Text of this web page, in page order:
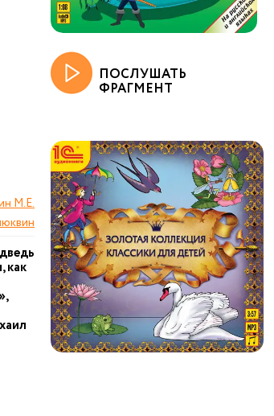
ПОСЛУШАТЬ
ФРАГМЕНТ
М.Е.
как